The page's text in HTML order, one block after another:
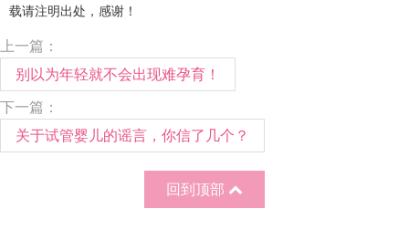
载请注明出处，感谢！
上一篇：
别以为年轻就不会出现难孕育！
下一篇：
关于试管婴儿的谣言，你信了几个？
回到顶部